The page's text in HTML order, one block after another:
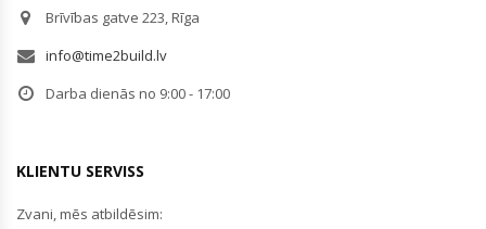
Brīvības gatve 223, Rīga
info@time2build.lv
Darba dienās no 9:00 - 17:00
KLIENTU SERVISS
Zvani, mēs atbildēsim: